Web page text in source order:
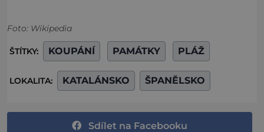
Foto: Wikipedia
ŠTÍTKY: KOUPÁNÍ PAMÁTKY PLÁŽ
LOKALITA: KATALÁNSKO ŠPANĚLSKO
Sdílet na Facebooku